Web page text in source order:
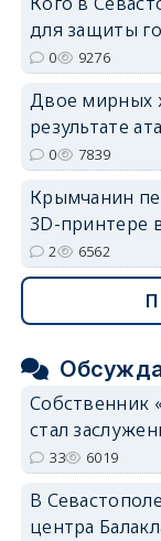
для защиты
0 9276
Двое мирных
результате
0 7839
Крымчанин
3D-принтере
2 6562
Собственник
стал
33 6019
В
центра